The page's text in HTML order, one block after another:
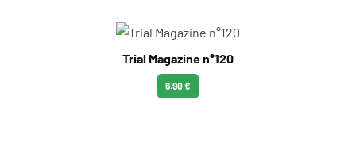
Trial Magazine n°120
6.90 €